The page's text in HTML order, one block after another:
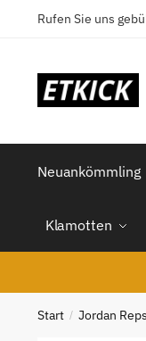
Rufen Sie uns
Neuankömmling
Klamotten
Start / Jordan Reps